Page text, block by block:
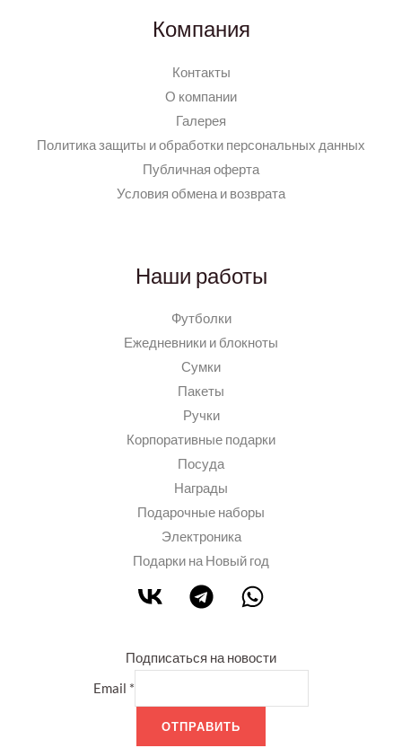
Компания
Контакты
О компании
Галерея
Политика защиты и обработки персональных данных
Публичная оферта
Условия обмена и возврата
Наши работы
Футболки
Ежедневники и блокноты
Сумки
Пакеты
Ручки
Корпоративные подарки
Посуда
Награды
Подарочные наборы
Электроника
Подарки на Новый год
Подписаться на новости
Email *
ОТПРАВИТЬ